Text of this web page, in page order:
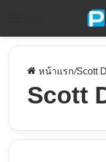
หน้าแรก/Scott
Scott